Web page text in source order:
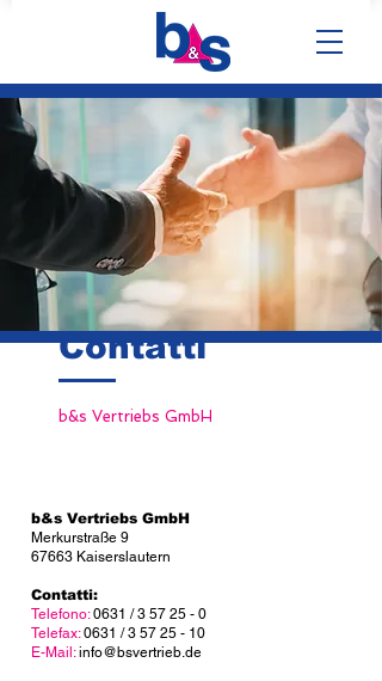
Contatti
b&s Vertriebs GmbH
b&s Vertriebs GmbH
Merkurstraße 9
67663 Kaiserslautern
Contatti:
Telefono: 0631 / 3 57 25 - 0
Telefax:0631 /3 57 25 - 10
E-Mail: info@bsvertrieb.de